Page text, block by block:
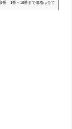
1番～18番まで価格は全て
たSETを追加しました。19
福袋についてアウトレットや